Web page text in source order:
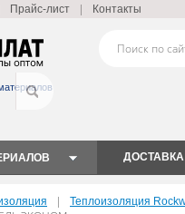
Прайс-лист| Контакты
ДОСТАВКА
| Теплоизоляция